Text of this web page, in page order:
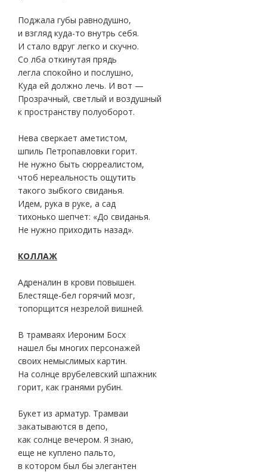
Поджала губы равнодушно,
и взгляд куда-то внутрь себя.
И стало вдруг легко и скучно.
Со лба откинутая прядь
легла спокойно и послушно,
Куда ей должно лечь. И вот —
Прозрачный, светлый и воздушный
к пространству полуоборот.
Нева сверкает аметистом,
шпиль Петропавловки горит.
Не нужно быть сюрреалистом,
чтоб нереальность ощутить
такого зыбкого свиданья.
Идем, рука в руке, а сад
тихонько шепчет: «До свиданья.
Не нужно приходить назад».
КОЛЛАЖ
Адреналин в крови повышен.
Блестяще-бел горячий мозг,
топорщится незрелой вишней.
В трамваях Иероним Босх
нашел бы многих персонажей
своих немыслимых картин.
На солнце врубелевский шпажник
горит, как гранями рубин.
Букет из арматур. Трамваи
закатываются в депо,
как солнце вечером. Я знаю,
еще не куплено пальто,
в котором был бы элегантен